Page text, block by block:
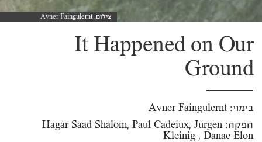
צילום: Avner Faingulernt
It Happened on Our
Ground
בימוי: Avner Faingulernt
הפקה: Hagar Saad Shalom, Paul Cadeiux, Jurgen
Kleinig , Danae Elon